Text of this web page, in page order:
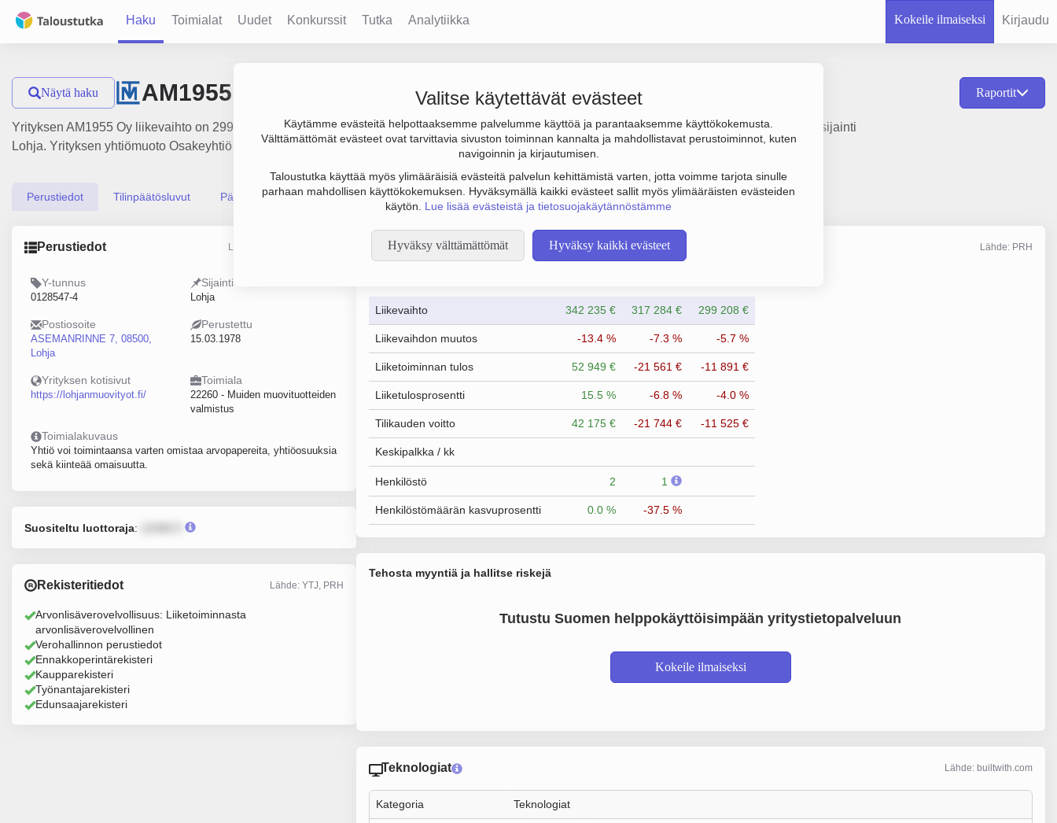
Haku Toimialat Uudet Konkurssit Tutka Analytiikka Kokeile ilmaiseksi Kirjaudu
Valitse käytettävät evästeet
Käytämme evästeitä helpottaaksemme palvelumme käyttöä ja parantaaksemme käyttökokemusta.
Välttämättömät evästeet ovat tarvittavia sivuston toiminnan kannalta ja mahdollistavat perustoiminnot, kuten
navigoinnin ja kirjautumisen.
Taloustutka käyttää myös ylimääräisiä evästeitä palvelun kehittämistä varten, jotta voimme tarjota sinulle
parhaan mahdollisen käyttökokemuksen. Hyväksymällä kaikki evästeet sallit myös ylimääräisten evästeiden
käytön. Lue lisää evästeistä ja tietosuojakäytännöstämme
Hyväksy välttämättömät Hyväksy kaikki evästeet
Näytä haku AM1955 Oy Raportit
Yrityksen AM1955 Oy liikevaihto on 299 000 € ja tulos -12 000 €. Sen päätoimiala on Muiden muovituotteiden valmistus, perustamisvuosi 1978 ja sijainti
Lohja. Yrityksen yhtiömuoto Osakeyhtiö (OY).
Perustiedot Tilinpäätösluvut Päättäjätiedot
Perustiedot Lähde: YTJ, PRH, Traficom
Y-tunnus
0128547-4
Sijainti
Lohja
Postiosoite
ASEMANRINNE 7, 08500,
Lohja
Perustettu
15.03.1978
Yrityksen kotisivut
https://lohjanmuovityot.fi/
Toimiala
22260 - Muiden muovituotteiden
valmistus
Toimialakuvaus
Yhtiö voi toimintaansa varten omistaa arvopapereita, yhtiöosuuksia
sekä kiinteää omaisuutta.
Suositeltu luottoraja:
Rekisteritiedot Lähde: YTJ, PRH
Arvonlisäverovelvollisuus: Liiketoiminnasta
arvonlisäverovelvollinen
Verohallinnon perustiedot
Ennakkoperintärekisteri
Kaupparekisteri
Työnantajarekisteri
Edunsaajarekisteri
Taloustiedot Lähde: PRH
Liikevaihto 342 235 € 317 284 € 299 208 €
Liikevaihdon muutos -13.4 % -7.3 % -5.7 %
Liiketoiminnan tulos 52 949 € -21 561 € -11 891 €
Liiketulosprosentti 15.5 % -6.8 % -4.0 %
Tilikauden voitto 42 175 € -21 744 € -11 525 €
Keskipalkka / kk
Henkilöstö 2 1
Henkilöstömäärän kasvuprosentti 0.0 % -37.5 %
Tehosta myyntiä ja hallitse riskejä
Tutustu Suomen helppokäyttöisimpään yritystietopalveluun
Kokeile ilmaiseksi
Teknologiat Lähde: builtwith.com
Kategoria Teknologiat